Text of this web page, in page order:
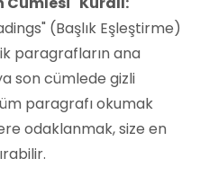
(Başlık Eşleştirme)
paragrafların ana
son cümlede gizli
paragrafı okumak
odaklanmak, size en